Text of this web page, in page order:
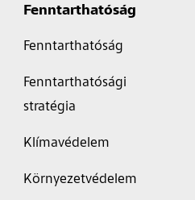
Fenntarthatóság
Fenntarthatóság
Fenntarthatósági
stratégia
Klímavédelem
Környezetvédelem